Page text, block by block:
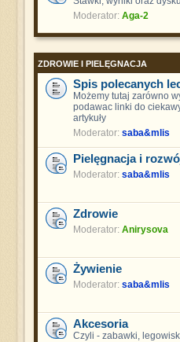
Moderator: Aga-2
ZDROWIE I PIELĘGNACJA
Spis polecanych
Możemy tutaj zarówno
podawac linki do
artykuły
Moderator: saba&mlis
Pielęgnacja i
Moderator: saba&mlis
Zdrowie
Moderator: Anirysova
Żywienie
Moderator: saba&mlis
Akcesoria
Czyli - zabawki,